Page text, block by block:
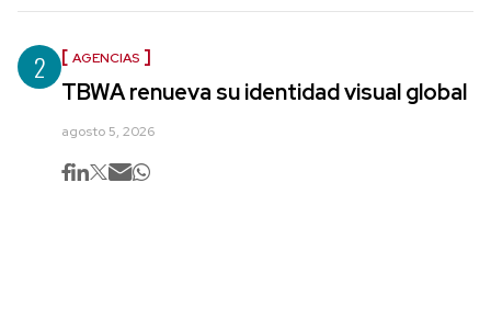
2 AGENCIAS
TBWA renueva su identidad visual global
agosto 5, 2026